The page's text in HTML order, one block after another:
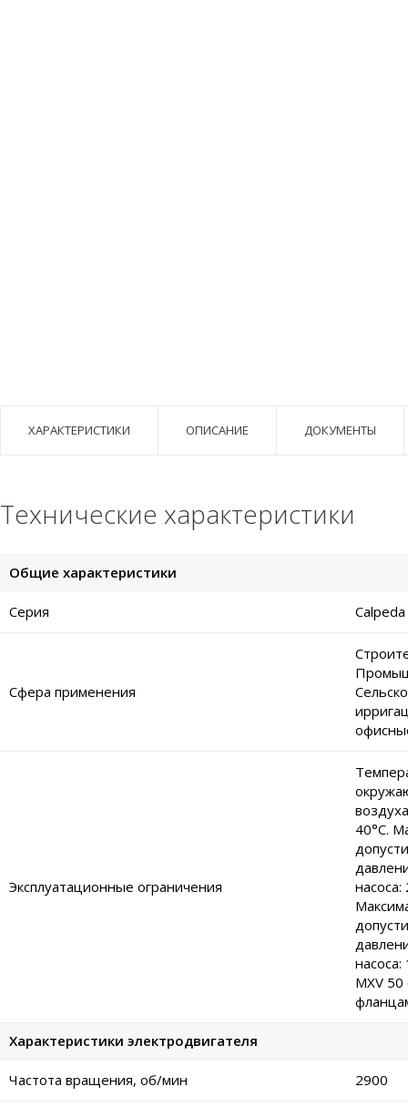
ХАРАКТЕРИСТИКИ ОПИСАНИЕ ДОКУМЕНТЫ
Технические характеристики
Общие характеристики
Серия
Сфера применения
Эксплуатационные ограничения
40°C.
насоса:
MXV
Характеристики электродвигателя
Частота вращения, об/мин 2900